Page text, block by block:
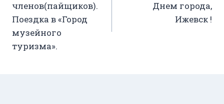
записям
членов(пайщиков).
Поездка в «Город
музейного
туризма».
Днем города,
Ижевск !